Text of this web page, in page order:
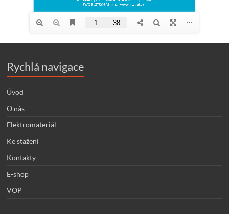
Rychlá navigace
Úvod
O nás
Elektromateriál
Ke stažení
Kontakty
E-shop
VOP